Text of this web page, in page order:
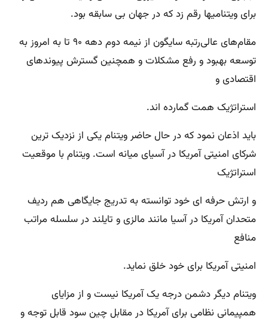
برای ویتنامیها رقم زد که در جهان بی سابقه بود.
مقام‌های عالی‌رتبه سایگون از نیمه دوم دهه ۹۰ تا به امروز به
توسعه بهبود و رفع مشکلات و همچنین گسترش پیوندهای
اقتصادی و
استراتژیک همت گمارده اند.
باید اذعان نمود که در حال حاضر ویتنام یکی از نزدیک ترین
شرکای امنیتی آمریکا در آسیای میانه است. ویتنام با موقعیت
استراتژیک
و ارتش حرفه ای خود توانسته به تدریج جایگاهی هم ردیف
متحدان آمریکا در آسیا مانند مالزی و تایلند در سلسله مراتب
منافع
امنیتی آمریکا برای خود خلق نماید.
ویتنام دیگر دشمن درجه یک آمریکا نیست و از مزایای
همپیمانی نظامی برای آمریکا در مقابل چین سود قابل توجه و